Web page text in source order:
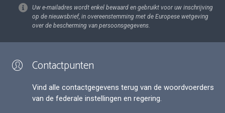
Uw e-mailadres wordt enkel bewaard en gebruikt voor uw inschrijving
op de nieuwsbrief, in overeenstemming met de Europese wetgeving
over de bescherming van persoonsgegevens.
Contactpunten
Vind alle contactgegevens terug van de woordvoerders
van de federale instellingen en regering.